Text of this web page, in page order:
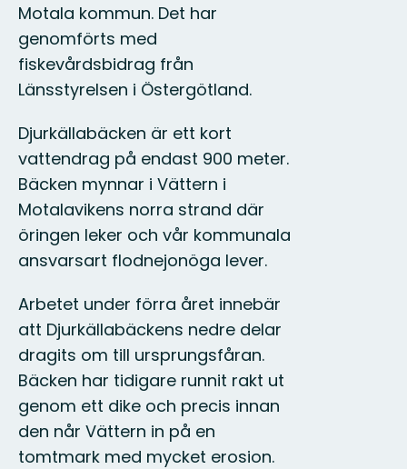
Motala kommun. Det har
genomförts med
fiskevårdsbidrag från
Länsstyrelsen i Östergötland.
Djurkällabäcken är ett kort
vattendrag på endast 900 meter.
Bäcken mynnar i Vättern i
Motalavikens norra strand där
öringen leker och vår kommunala
ansvarsart flodnejonöga lever.
Arbetet under förra året innebär
att Djurkällabäckens nedre delar
dragits om till ursprungsfåran.
Bäcken har tidigare runnit rakt ut
genom ett dike och precis innan
den når Vättern in på en
tomtmark med mycket erosion.